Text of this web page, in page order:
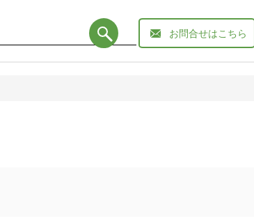
お問合せはこちら